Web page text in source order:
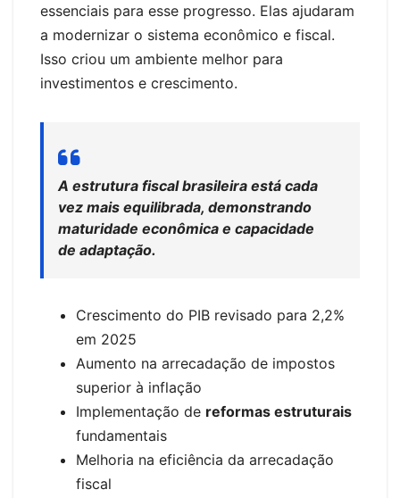
essenciais para esse progresso. Elas ajudaram
a modernizar o sistema econômico e fiscal.
Isso criou um ambiente melhor para
investimentos e crescimento.
A estrutura fiscal brasileira está cada
vez mais equilibrada, demonstrando
maturidade econômica e capacidade
de adaptação.
Crescimento do PIB revisado para 2,2%
em 2025
Aumento na arrecadação de impostos
superior à inflação
Implementação de reformas estruturais
fundamentais
Melhoria na eficiência da arrecadação
fiscal